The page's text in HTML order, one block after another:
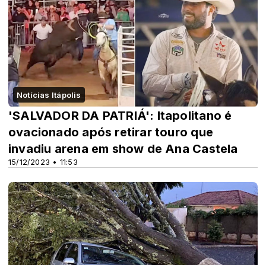
Notícias Itápolis
15/12/2023 • 11:53
'SALVADOR DA PATRIÁ': Itapolitano é
ovacionado após retirar touro que
invadiu arena em show de Ana Castela